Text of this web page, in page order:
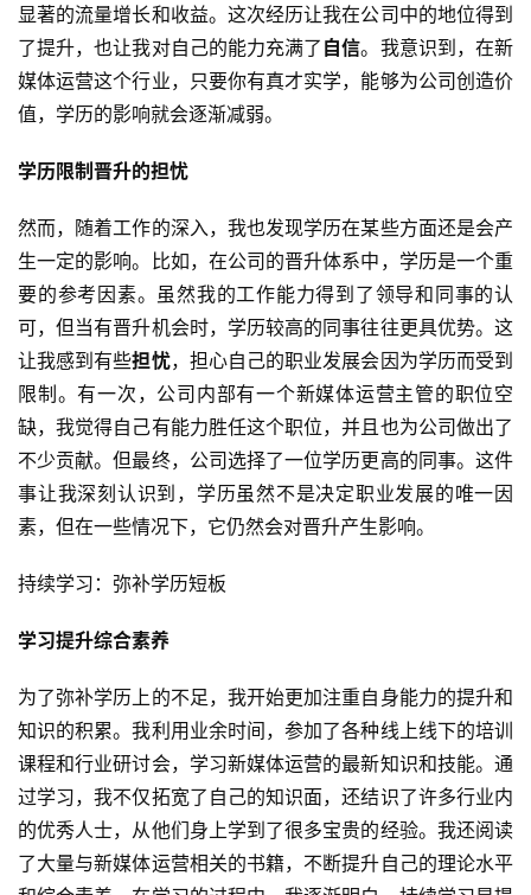
显著的流量增长和收益。这次经历让我在公司中的地位得到
了提升，也让我对自己的能力充满了 自信。我意识到，在新
媒体运营这个行业，只要你有真才实学，能够为公司创造价
值，学历的影响就会逐渐减弱。
学历限制晋升的担忧
然而，随着工作的深入，我也发现学历在某些方面还是会产
生一定的影响。比如，在公司的晋升体系中，学历是一个重
要的参考因素。虽然我的工作能力得到了领导和同事的认
可，但当有晋升机会时，学历较高的同事往往更具优势。这
让我感到有些担忧，担心自己的职业发展会因为学历而受到
限制。有一次，公司内部有一个新媒体运营主管的职位空
缺，我觉得自己有能力胜任这个职位，并且也为公司做出了
不少贡献。但最终，公司选择了一位学历更高的同事。这件
事让我深刻认识到，学历虽然不是决定职业发展的唯一因
素，但在一些情况下，它仍然会对晋升产生影响。
持续学习：弥补学历短板
学习提升综合素养
为了弥补学历上的不足，我开始更加注重自身能力的提升和
知识的积累。我利用业余时间，参加了各种线上线下的培训
课程和行业研讨会，学习新媒体运营的最新知识和技能。通
过学习，我不仅拓宽了自己的知识面，还结识了许多行业内
的优秀人士，从他们身上学到了很多宝贵的经验。我还阅读
了大量与新媒体运营相关的书籍，不断提升自己的理论水平